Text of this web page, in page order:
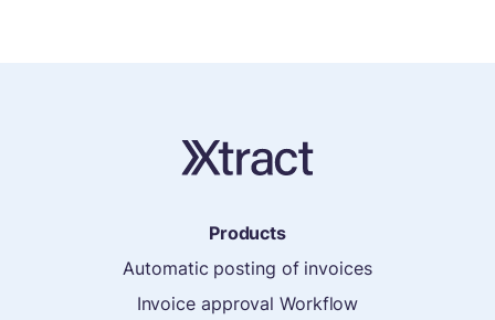
Products
Automatic posting of invoices
Invoice approval Workflow